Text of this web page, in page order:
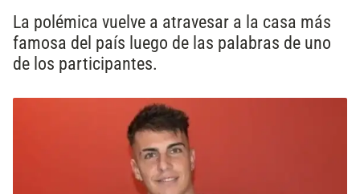
La polémica vuelve a atravesar a la casa más
famosa del país luego de las palabras de uno
de los participantes.